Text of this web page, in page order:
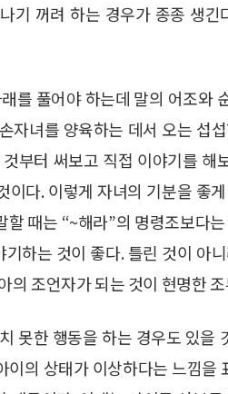
기 꺼려 하는 경우가 종종 생
를 풀어야 하는데 말의 어조와
자녀를 양육하는 데서 오는 섭
부터 써보고 직접 이야기를 해
이다. 이렇게 자녀의 기분을 좋
할 때는 “~해라”의 명령조보다
하는 것이 좋다. 틀린 것이 아
의 조언자가 되는 것이 현명한
못한 행동을 하는 경우도 있을
이의 상태가 이상하다는 느낌